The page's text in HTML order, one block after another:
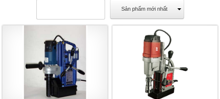
Sản phẩm mới nhất